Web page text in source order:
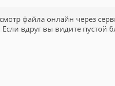
файла онлайн через
Если вдруг вы видите пустой